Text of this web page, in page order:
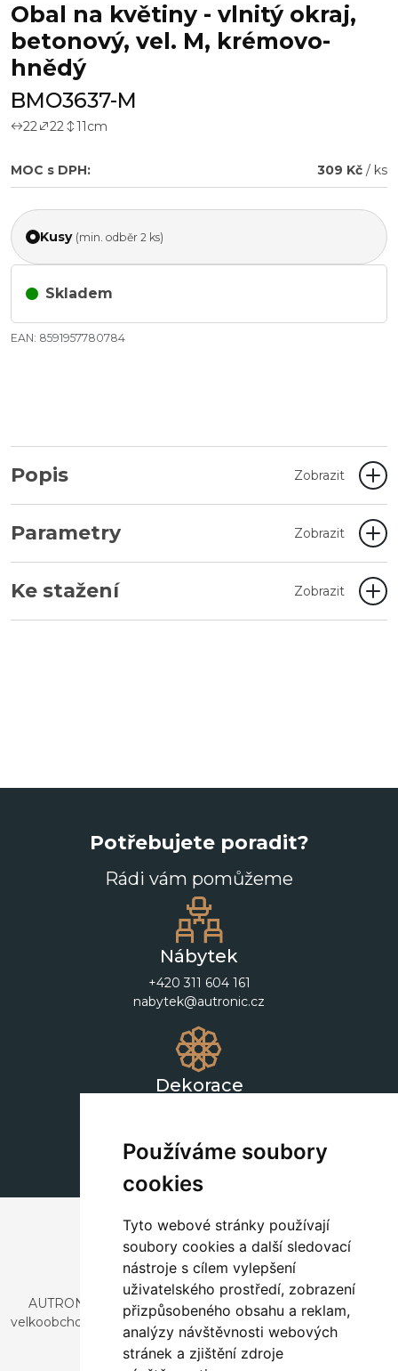
Používáme soubory
cookies
Tyto webové stránky používají
soubory cookies a další sledovací
nástroje s cílem vylepšení
uživatelského prostředí, zobrazení
přizpůsobeného obsahu a reklam,
analýzy návštěvnosti webových
stránek a zjištění zdroje
Obal na květiny - vlnitý okraj,
betonový, vel. M, krémovo-
hnědý
BMO3637-M
22 22 11cm
MOC s DPH: 309 Kč / ks
Kusy (min. odběr 2 ks)
Skladem
EAN: 8591957780784
Popis Zobrazit
Parametry Zobrazit
Ke stažení Zobrazit
Potřebujete poradit?
Rádi vám pomůžeme
Nábytek
+420 311 604 161
nabytek@autronic.cz
Dekorace
AUTRONIC, s.r.o. je společnost zabývající se dovozem a
velkoobchodním prodejem designového i stylového nábytku
a dekorací.